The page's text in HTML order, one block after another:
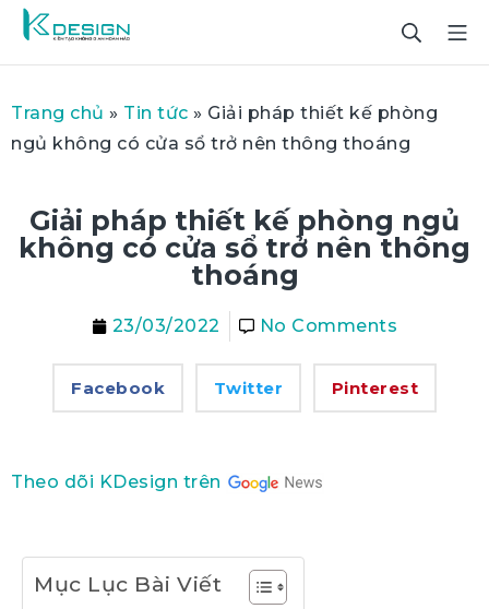
Trang chủ » Tin tức » Giải pháp thiết kế phòng
ngủ không có cửa sổ trở nên thông thoáng
Giải pháp thiết kế phòng ngủ
không có cửa sổ trở nên thông
thoáng
23/03/2022 No Comments
Facebook Twitter Pinterest
Theo dõi KDesign trên
Mục Lục Bài Viết